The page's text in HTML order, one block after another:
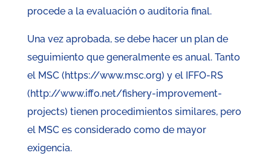
procede a la evaluación o auditoria final.
Una vez aprobada, se debe hacer un plan de
seguimiento que generalmente es anual. Tanto
el MSC (https://www.msc.org) y el IFFO-RS
(http://www.iffo.net/fishery-improvement-
projects) tienen procedimientos similares, pero
el MSC es considerado como de mayor
exigencia.